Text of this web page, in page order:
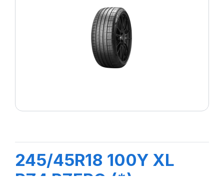
245/45R18 100Y XL